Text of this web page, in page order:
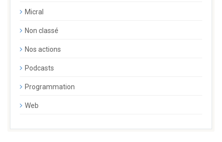
Micral
Non classé
Nos actions
Podcasts
Programmation
Web